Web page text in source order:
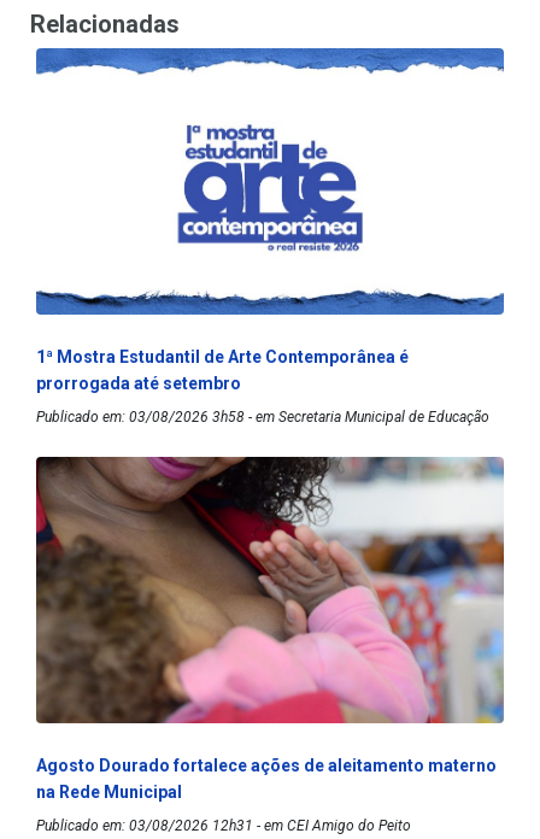
Relacionadas
1ª Mostra Estudantil de Arte Contemporânea é
prorrogada até setembro
Publicado em: 03/08/2026 3h58 - em Secretaria Municipal de Educação
Agosto Dourado fortalece ações de aleitamento materno
na Rede Municipal
Publicado em: 03/08/2026 12h31 - em CEI Amigo do Peito